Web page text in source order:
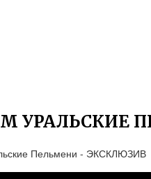
УРАЛЬСКИЕ
Пельмени - ЭКСКЛЮЗИВ